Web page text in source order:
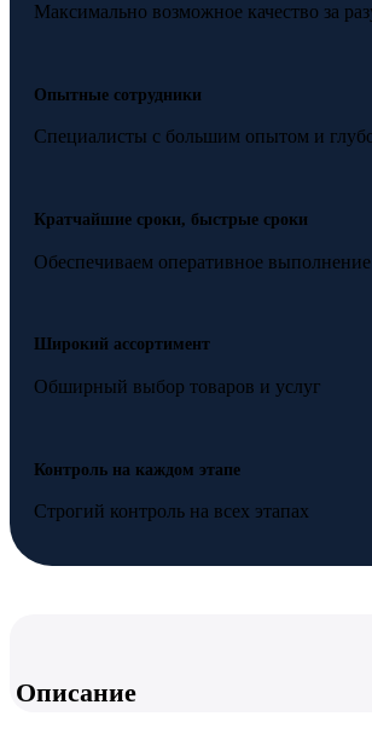
Максимально возможное качество за
Опытные сотрудники
Специалисты с большим опытом и
Кратчайшие сроки, быстрые сроки
Обеспечиваем оперативное выполнение
Широкий ассортимент
Обширный выбор товаров и услуг
Контроль на каждом этапе
Строгий контроль на всех этапах
Описание